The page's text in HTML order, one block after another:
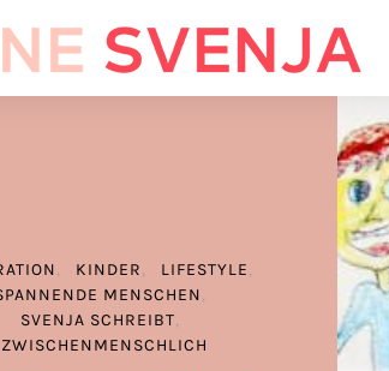
KINDER
LIFESTYLE
MENSCHEN
SVENJA SCHREIBT
ZWISCHENMENSCHLICH